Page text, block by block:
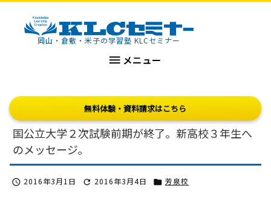
KLCセミナー岡山・倉敷・米子の学習塾 KLCセミナー
 メニュー
無料体験・資料請求はこちら
国公立大学２次試験前期が終了。新高校３年生へ
のメッセージ。
 2016年3月1日  2016年3月4日  芳泉校